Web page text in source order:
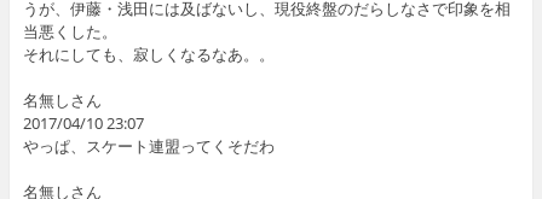
うが、伊藤・浅田には及ばないし、現役終盤のだらしなさで印象を相
当悪くした。
それにしても、寂しくなるなあ。。
名無しさん
2017/04/10 23:07
やっぱ、スケート連盟ってくそだわ
名無しさん